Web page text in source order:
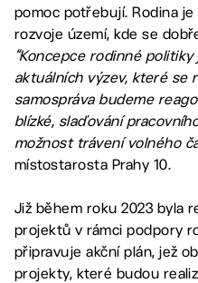
pomoc potřebují. Rodina
rozvoje území, kde se
“Koncepce rodinné
aktuálních výzev, které se
samospráva budeme
blízké, slaďování
možnost trávení volného
místostarosta Prahy 10.
Již během roku 2023 byla
projektů v rámci podpory
připravuje akční plán, jež
projekty, které budou